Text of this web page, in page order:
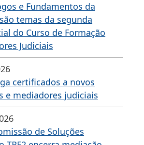
e Fundamentos da
temas da segunda
do Curso de Formação
Judiciais
certificados a novos
e mediadores judiciais
de Soluções